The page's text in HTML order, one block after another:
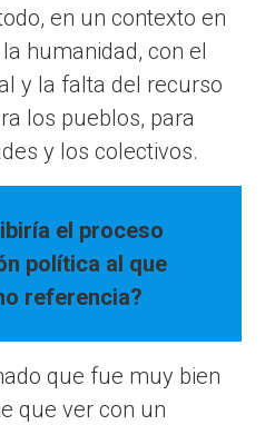
en un contexto en
humanidad, con el
y la falta del recurso
los pueblos, para
y los colectivos.
el proceso
política al que
referencia?
que fue muy bien
que ver con un